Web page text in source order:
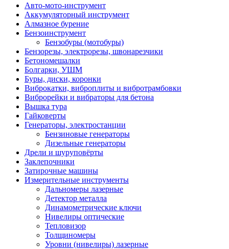
Авто-мото-инструмент
Аккумуляторный инструмент
Алмазное бурение
Бензоинструмент
Бензобуры (мотобуры)
Бензорезы, электрорезы, швонарезчики
Бетономешалки
Болгарки, УШМ
Буры, диски, коронки
Виброкатки, виброплиты и вибротрамбовки
Виброрейки и вибраторы для бетона
Вышка тура
Гайковерты
Генераторы, электростанции
Бензиновые генераторы
Дизельные генераторы
Дрели и шуруповёрты
Заклепочники
Затирочные машины
Измерительные инструменты
Дальномеры лазерные
Детектор металла
Динамометрические ключи
Нивелиры оптические
Тепловизор
Толщиномеры
Уровни (нивелиры) лазерные